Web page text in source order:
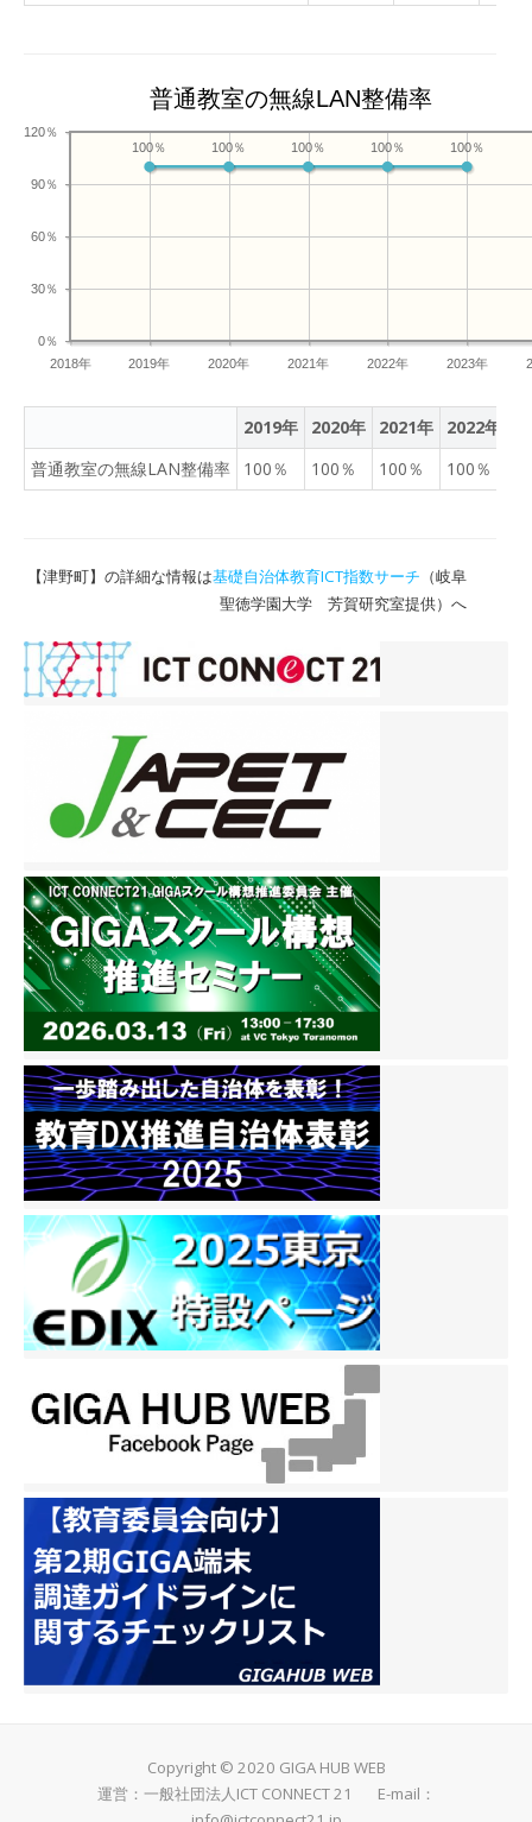
普通教室の無線LAN整備率
2018年 2019年 2020年 2021年 2022年 2023年
0％
30％
60％
90％
120％
100％
100％
100％
100％
100％
2019年 2020年 2021年 2022年
普通教室の無線LAN整備率
100％ 100％ 100％ 100％
【津野町】の詳細な情報は基礎自治体教育ICT指数サーチ （岐阜
聖徳学園大学 芳賀研究室提供）へ
Copyright © 2020 GIGA HUB WEB
運営：一般社団法人ICT CONNECT 21 E-mail：